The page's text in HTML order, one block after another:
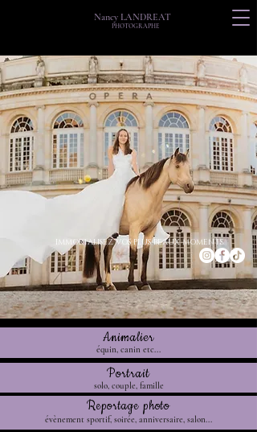
Nancy LANDREAT
PHOTOGRAPHE
IMMORTALISEZ VOS PLUS BEAUX MOMENTS
Animalier
équin, canin etc...
Portrait
solo, couple, famille
Reportage photo
évènement sportif, soirée, anniversaire, salon...